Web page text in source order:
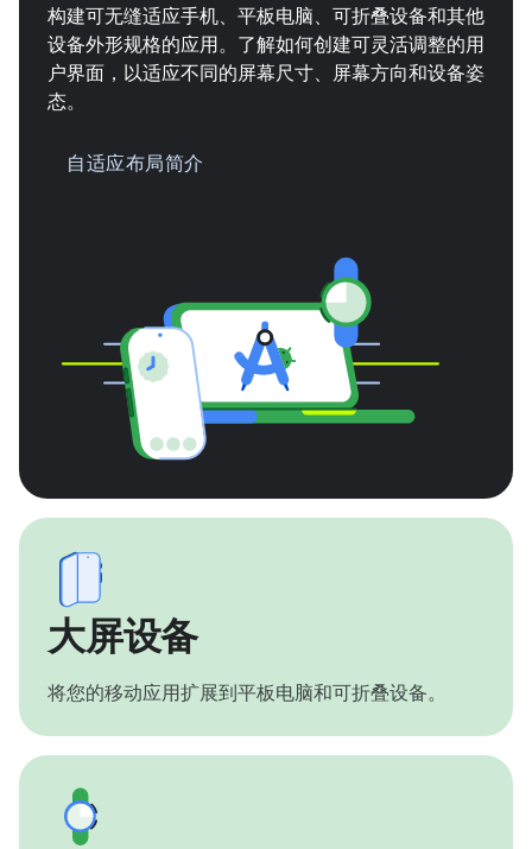
构建可无缝适应手机、平板电脑、可折叠设备和其他
设备外形规格的应用。了解如何创建可灵活调整的用
户界面，以适应不同的屏幕尺寸、屏幕方向和设备姿
态。
自适应布局简介
大屏设备
将您的移动应用扩展到平板电脑和可折叠设备。